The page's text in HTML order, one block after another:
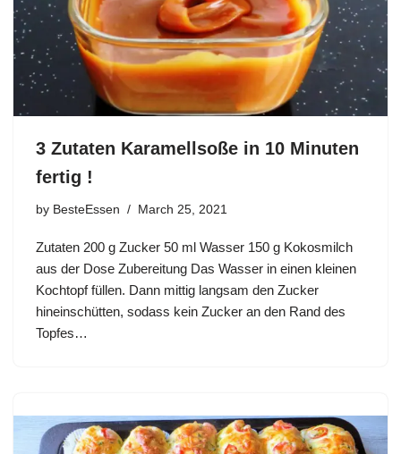
3 Zutaten Karamellsoße in 10 Minuten
fertig !
by BesteEssen March 25, 2021
Zutaten 200 g Zucker 50 ml Wasser 150 g Kokosmilch
aus der Dose Zubereitung Das Wasser in einen kleinen
Kochtopf füllen. Dann mittig langsam den Zucker
hineinschütten, sodass kein Zucker an den Rand des
Topfes…